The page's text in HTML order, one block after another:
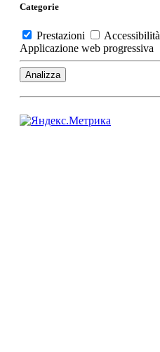
Categorie
Prestazioni Accessibilità
Applicazione web progressiva
Analizza